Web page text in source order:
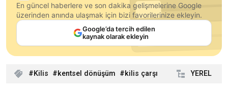
En güncel haberlere ve son dakika gelişmelerine Google
üzerinden anında ulaşmak için bizi favorilerinize ekleyin.
Google’da tercih edilen
kaynak olarak ekleyin
Kilis kentsel dönüşüm kilis çarşı YEREL